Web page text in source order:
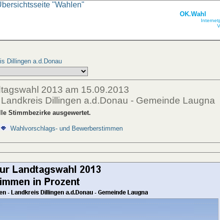
OK.Wahl
"Wahlen"
Dillingen a.d.Donau
2013 am 15.09.2013
Dillingen a.d.Donau - Gemeinde Laugna
Stimmbezirke ausgewertet.
Wahlvorschlags- und Bewerberstimmen